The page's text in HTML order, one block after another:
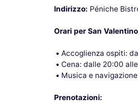
Indirizzo: Péniche
Orari per San
Accoglienza ospiti:
Cena: dalle 20:00
Musica e
Prenotazioni: